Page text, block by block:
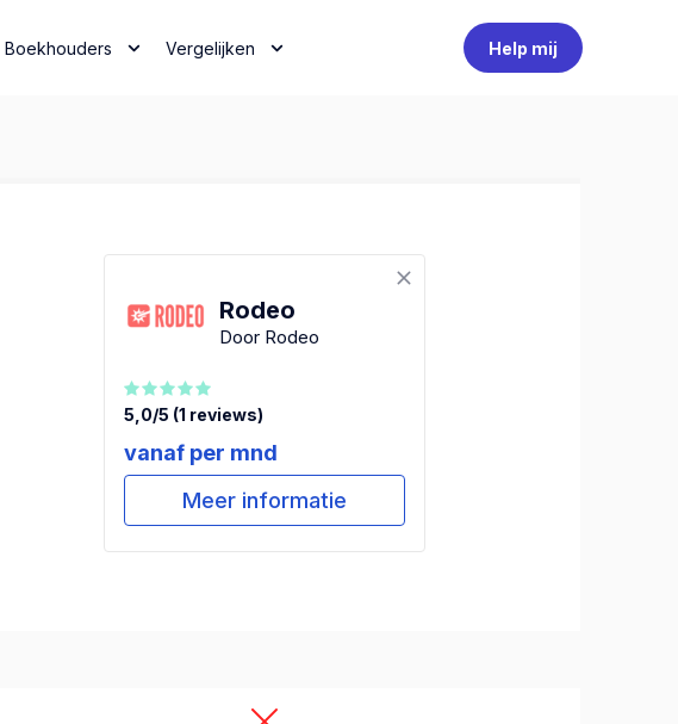
Boekhouders Vergelijken Help mij
Rodeo
Door Rodeo
5,0/5 (1 reviews)
vanaf per mnd
Meer informatie